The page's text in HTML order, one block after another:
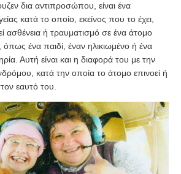
δια αντιπροσώπου, είναι ένα
κατά το οποίο, εκείνος που το έχει,
ασθένεια ή τραυματισμό σε ένα άτομο
ένα παιδί, έναν ηλικιωμένο ή ένα
Αυτή είναι και η διαφορά του με την
κατά την οποία το άτομο επινοεί ή
εαυτό του.